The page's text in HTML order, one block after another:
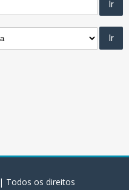
| Todos os direitos